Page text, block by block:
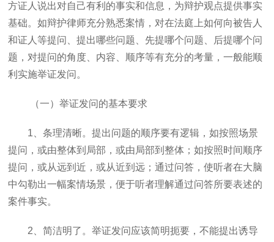
方证人说出对自己有利的事实和信息，为辩护观点提供事实
基础。如辩护律师充分熟悉案情，对在法庭上如何向被告人
和证人等提问、提出哪些问题、先提哪个问题、后提哪个问
题，对提问的角度、内容、顺序等有充分的考量，一般能顺
利实施举证发问。
（一）举证发问的基本要求
1 、条理清晰。提出问题的顺序要有逻辑，如按照场景
提问，或由整体到局部，或由局部到整体；如按照时间顺序
提问，或从远到近，或从近到远；通过问答，使听者在大脑
中勾勒出一幅案情场景，便于听者理解通过问答所要表述的
案件事实。
2 、简洁明了。举证发问应该简明扼要，不能提出诱导